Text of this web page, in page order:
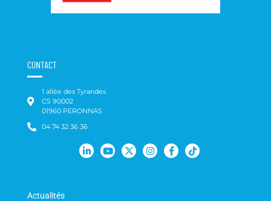
CONTACT
1 allée des Tyrandes
CS 90002
01960 PERONNAS
04 74 32 36 36
Actualités